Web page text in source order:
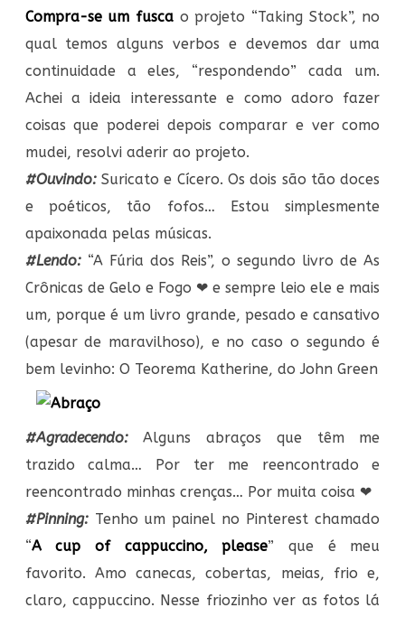
Compra-se um fuscao projeto “Taking Stock”, no
qual temos alguns verbos e devemos dar uma
continuidade a eles, “respondendo” cada um.
Achei a ideia interessante e como adoro fazer
coisas que poderei depois comparar e ver como
mudei, resolvi aderir ao projeto.
#Ouvindo: Suricato e Cícero. Os dois são tão doces
e poéticos, tão fofos… Estou simplesmente
apaixonada pelas músicas.
#Lendo:“A Fúria dos Reis”, o segundo livro de As
Crônicas de Gelo e Fogo ❤ e sempre leio ele e mais
um, porque é um livro grande, pesado e cansativo
(apesar de maravilhoso), e no caso o segundo é
bem levinho: O Teorema Katherine, do John Green
#Agradecendo:Alguns abraços que têm me
trazido calma… Por ter me reencontrado e
reencontrado minhas crenças… Por muita coisa ❤
#Pinning: Tenho um painel no Pinterest chamado
“A cup of cappuccino, please” que é meu
favorito. Amo canecas, cobertas, meias, frio e,
claro, cappuccino. Nesse friozinho ver as fotos lá